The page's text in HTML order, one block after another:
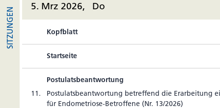
SITZUNGEN
5. Mrz 2026, Do
Kopfblatt
Startseite
Postulatsbeantwortung
11.
Postu­lats­be­ant­wor­tung betref­fend die Erar­bei­tung
für Endo­me­triose-Betrof­fene (Nr. 13/2026)